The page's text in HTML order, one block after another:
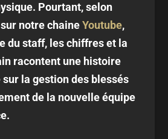
Pourtant, selon
sur notre chaineYoutube,
du staff, les chiffres et la
racontent une histoire
la gestion des blessés
de la nouvelle équipe